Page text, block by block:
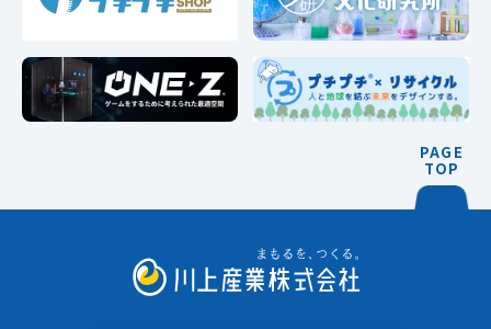
PAGE
TOP